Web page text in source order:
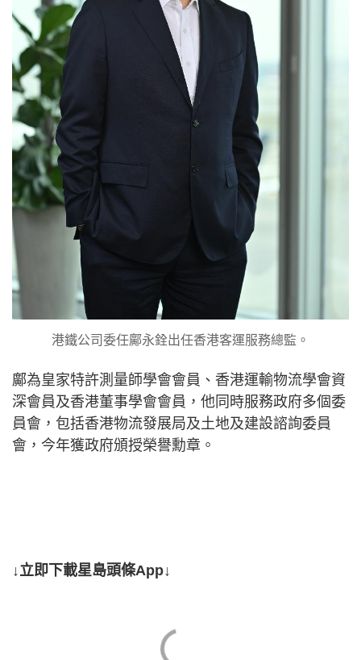
港鐵公司委任鄺永銓出任香港客運服務總監。
鄺為皇家特許測量師學會會員、香港運輸物流學會資
深會員及香港董事學會會員，他同時服務政府多個委
員會，包括香港物流發展局及土地及建設諮詢委員
會，今年獲政府頒授榮譽勳章。
↓立即下載星島頭條App↓